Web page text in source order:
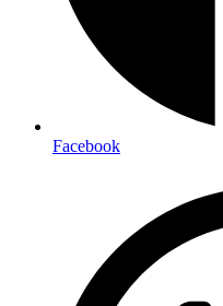
Facebook